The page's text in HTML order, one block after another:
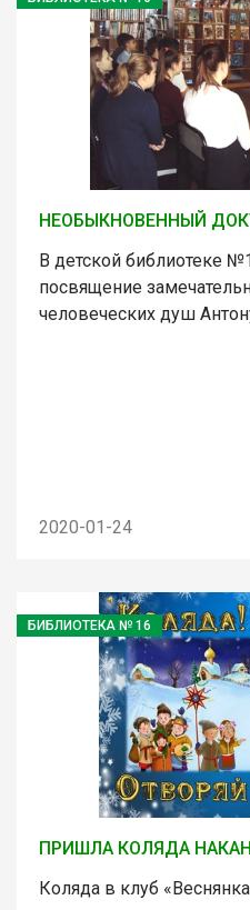
НЕОБЫКНОВЕННЫЙ
В детской библиотеке
посвящение
человеческих душ
2020-01-24
БИБЛИОТЕКА № 16
ПРИШЛА КОЛЯДА
Коляда в клуб